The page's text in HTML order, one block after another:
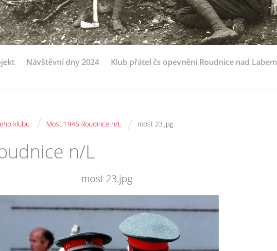
Návštěvní dny 2024 Klub přátel čs opevnění Roudnice nad Labem
klubu / Most 1945 Roudnice n/L / most 23.jpg
n/L
most 23.jpg